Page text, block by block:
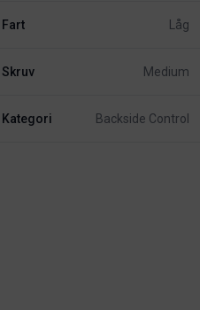
Fart Låg
Skruv Medium
Kategori Backside Control